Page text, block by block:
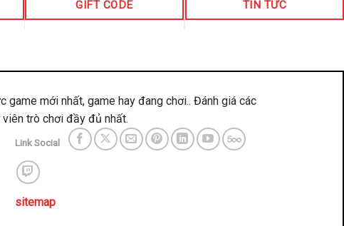
GIFT CODE TIN TỨC
mới nhất, game hay đang chơi.. Đánh giá các
viên trò chơi đầy đủ nhất.
Link Social
sitemap